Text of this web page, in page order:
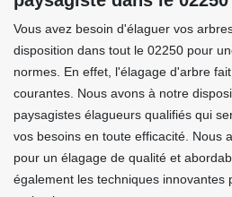
Vous avez besoin d'élaguer vos
disposition dans tout le 02250 pour
normes. En effet, l'élagage d'arbre
courantes. Nous avons à notre
paysagistes élagueurs qualifiés qui
vos besoins en toute efficacité. Nous
pour un élagage de qualité et
également les techniques innovantes